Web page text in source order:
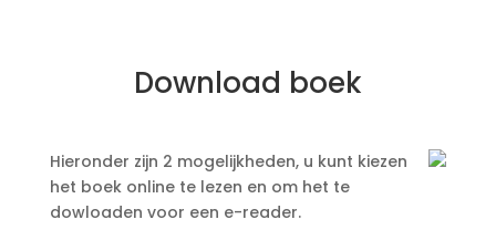
Download boek
Hieronder zijn 2 mogelijkheden, u kunt kiezen
het boek online te lezen en om het te
dowloaden voor een e-reader.